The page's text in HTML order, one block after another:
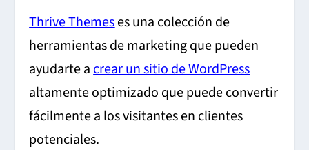
Thrive Themeses una colección de
herramientas de marketing que pueden
ayudarte a crear un sitio de WordPress
altamente optimizado que puede convertir
fácilmente a los visitantes en clientes
potenciales.